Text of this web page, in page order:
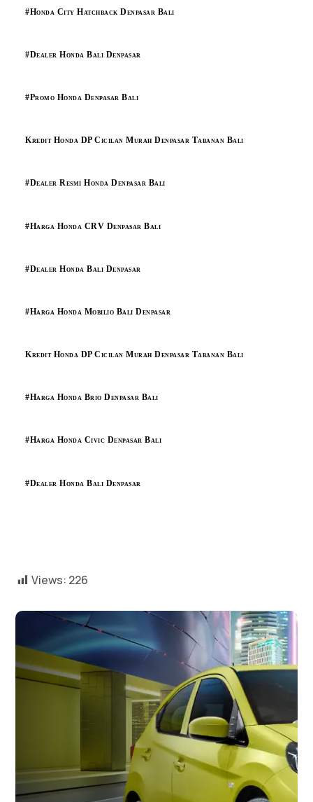
#Honda City Hatchback Denpasar Bali
#Dealer Honda Bali Denpasar
#Promo Honda Denpasar Bali
Kredit Honda DP Cicilan Murah Denpasar Tabanan Bali
#Dealer Resmi Honda Denpasar Bali
#Harga Honda CRV Denpasar Bali
#Dealer Honda Bali Denpasar
#Harga Honda Mobilio Bali Denpasar
Kredit Honda DP Cicilan Murah Denpasar Tabanan Bali
#Harga Honda Brio Denpasar Bali
#Harga Honda Civic Denpasar Bali
#Dealer Honda Bali Denpasar
Views: 226